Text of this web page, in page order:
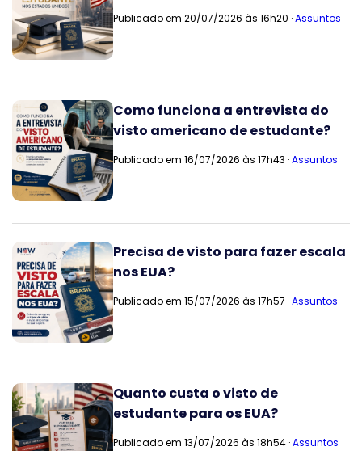
Publicado em 20/07/2026 às 16h20 ·Assuntos
Como funciona a entrevista do
visto americano de estudante?
Publicado em 16/07/2026 às 17h43 ·Assuntos
Precisa de visto para fazer escala
nos EUA?
Publicado em 15/07/2026 às 17h57 ·Assuntos
Quanto custa o visto de
estudante para os EUA?
Publicado em 13/07/2026 às 18h54 ·Assuntos